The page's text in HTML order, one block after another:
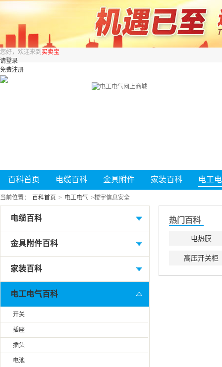
您好，欢迎来到 买卖宝
请登录
免费注册
百科首页 电缆百科 金具附件 家装百科 电工
当前位置： 百科首页 > 电工电气 >楼宇信息安全
电缆百科
金具附件百科
家装百科
电工电气百科
开关
插座
插头
电池
热门百科
电热膜
高压开关柜